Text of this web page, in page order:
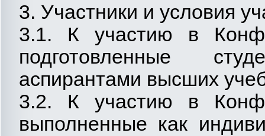
3. Участники и условия
3.1. К участию в
подготовленные
аспирантами высших
3.2. К участию в
выполненные как